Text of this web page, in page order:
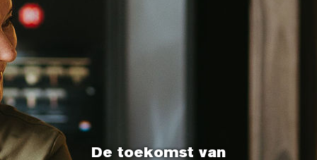
De toekomst van